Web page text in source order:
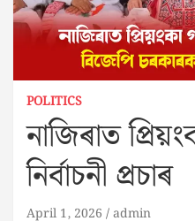
POLITICS
নাজিৰাত
নিৰ্বাচনী প্ৰচাৰ
April 1, 2026 admin